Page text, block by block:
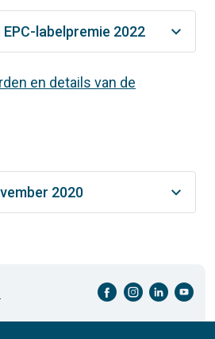
labelpremie 2022
en details van de
2020
facebook-cirkel instagram-cirkel linkedin-cirkel youtube-cirkel